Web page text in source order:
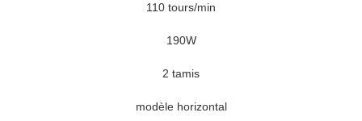
110 tours/min
190W
2 tamis
modèle horizontal